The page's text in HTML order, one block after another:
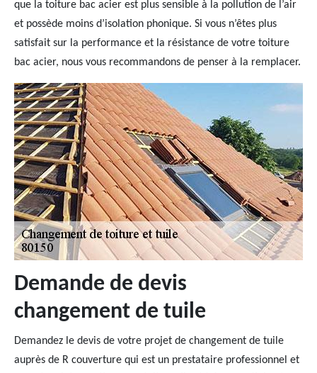
que la toiture bac acier est plus sensible à la pollution de l’air
et possède moins d’isolation phonique. Si vous n’êtes plus
satisfait sur la performance et la résistance de votre toiture
bac acier, nous vous recommandons de penser à la remplacer.
Demande de devis
changement de tuile
Demandez le devis de votre projet de changement de tuile
auprès de R couverture qui est un prestataire professionnel et